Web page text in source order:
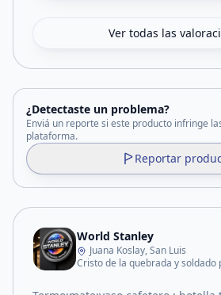
Ver todas las
¿Detectaste un problema?
Enviá un reporte si este producto infringe
plataforma.
Reportar
World Stanley
Juana Koslay, San Luis
Cristo de la quebrada y soldado